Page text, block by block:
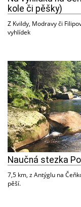
kole či pěšky)
Z Kvildy, Modravy či
vyhlídek
Naučná stezka
7,5 km, z Antýglu na
pěší.